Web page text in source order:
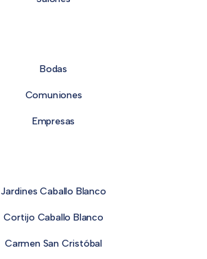
Bodas
Comuniones
Empresas
Jardines Caballo Blanco
Cortijo Caballo Blanco
Carmen San Cristóbal